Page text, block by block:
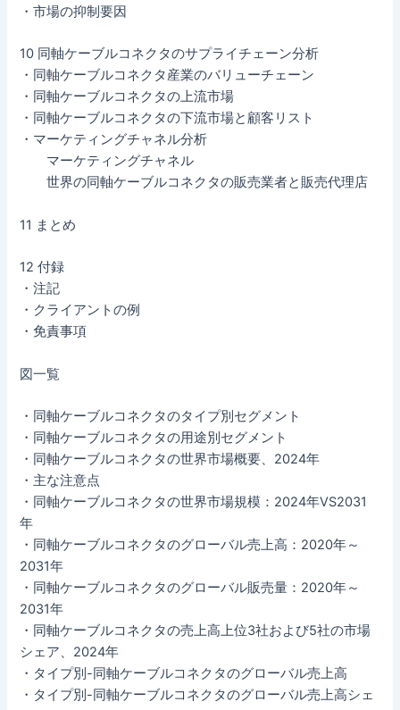
・市場の抑制要因
10 同軸ケーブルコネクタのサプライチェーン分析
・同軸ケーブルコネクタ産業のバリューチェーン
・同軸ケーブルコネクタの上流市場
・同軸ケーブルコネクタの下流市場と顧客リスト
・マーケティングチャネル分析
マーケティングチャネル
世界の同軸ケーブルコネクタの販売業者と販売代理店
11 まとめ
12 付録
・注記
・クライアントの例
・免責事項
図一覧
・同軸ケーブルコネクタのタイプ別セグメント
・同軸ケーブルコネクタの用途別セグメント
・同軸ケーブルコネクタの世界市場概要、2024年
・主な注意点
・同軸ケーブルコネクタの世界市場規模：2024年VS2031
年
・同軸ケーブルコネクタのグローバル売上高：2020年～
2031年
・同軸ケーブルコネクタのグローバル販売量：2020年～
2031年
・同軸ケーブルコネクタの売上高上位3社および5社の市場
シェア、2024年
・タイプ別-同軸ケーブルコネクタのグローバル売上高
・タイプ別-同軸ケーブルコネクタのグローバル売上高シェ